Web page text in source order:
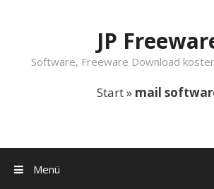
JP
Software, Freeware Download
Start» mail
Menü